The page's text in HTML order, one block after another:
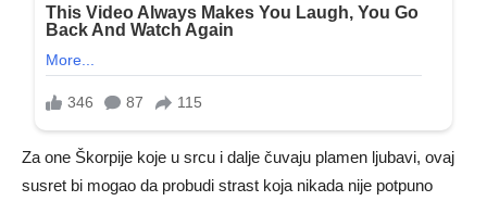
Za one Škorpije koje u srcu i dalje čuvaju plamen ljubavi, ovaj
susret bi mogao da probudi strast koja nikada nije potpuno